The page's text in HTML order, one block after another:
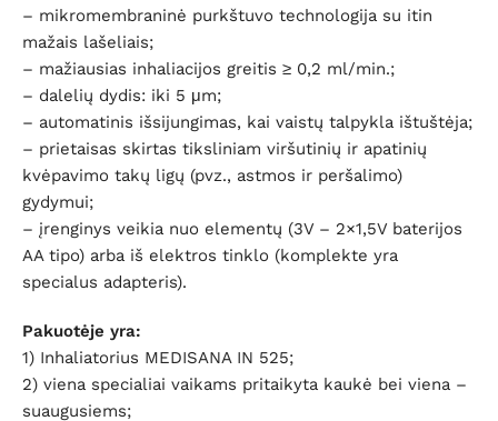
– mikromembraninė purkštuvo technologija su itin
mažais lašeliais;
– mažiausias inhaliacijos greitis ≥ 0,2 ml/min.;
– dalelių dydis: iki 5 μm;
– automatinis išsijungimas, kai vaistų talpykla ištuštėja;
– prietaisas skirtas tiksliniam viršutinių ir apatinių
kvėpavimo takų ligų (pvz., astmos ir peršalimo)
gydymui;
– įrenginys veikia nuo elementų (3V – 2×1,5V baterijos
AA tipo) arba iš elektros tinklo (komplekte yra
specialus adapteris).
Pakuotėje yra:
1) Inhaliatorius MEDISANA IN 525;
2) viena specialiai vaikams pritaikyta kaukė bei viena –
suaugusiems;